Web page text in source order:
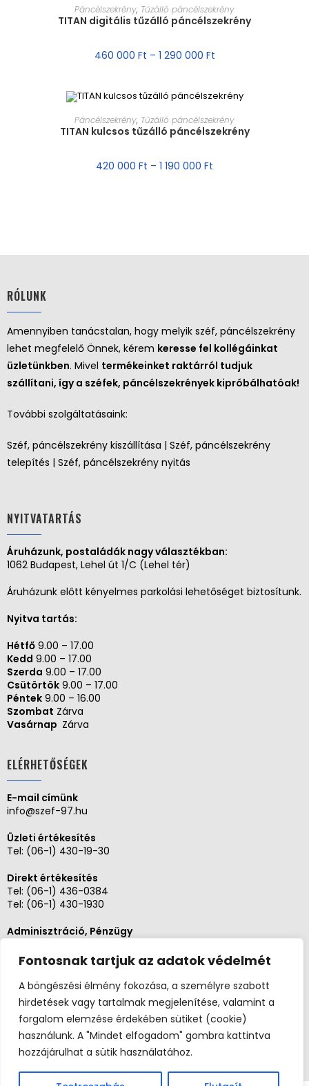
Fontosnak tartjuk az adatok védelmét
A böngészési élmény fokozása, a személyre szabott
hirdetések vagy tartalmak megjelenítése, valamint a
forgalom elemzése érdekében sütiket (cookie)
használunk. A "Mindet elfogadom" gombra kattintva
hozzájárulhat a sütik használatához.
MÉRET VÁLASZTÁSA
Páncélszekrény, Tűzálló páncélszekrény
TITAN digitális tűzálló páncélszekrény
460 000 Ft – 1 290 000 Ft
MÉRET VÁLASZTÁSA
Páncélszekrény, Tűzálló páncélszekrény
TITAN kulcsos tűzálló páncélszekrény
420 000 Ft – 1 190 000 Ft
RÓLUNK
Amennyiben tanácstalan, hogy melyik széf, páncélszekrény
lehet megfelelő Önnek, kérem keresse fel kollégáinkat
üzletünkben. Mivel termékeinket raktárról tudjuk
szállítani, így a széfek, páncélszekrények kipróbálhatóak!
További szolgáltatásaink:
Széf, páncélszekrény kiszállítása | Széf, páncélszekrény
telepítés | Széf, páncélszekrény nyitás
NYITVATARTÁS
Áruházunk, postaládák nagy választékban:
1062 Budapest, Lehel út 1/C (Lehel tér)
Áruházunk előtt kényelmes parkolási lehetőséget biztosítunk.
Nyitva tartás:
Hétfő 9.00 – 17.00
Kedd 9.00 – 17.00
Szerda 9.00 – 17.00
Csütörtök 9.00 – 17.00
Péntek 9.00 – 16.00
Szombat Zárva
Vasárnap Zárva
ELÉRHETŐSÉGEK
E-mail címünk
info@szef-97.hu
Üzleti értékesítés
Tel: (06-1) 430-19-30
Direkt értékesítés
Tel: (06-1) 436-0384
Tel: (06-1) 430-1930
Adminisztráció, Pénzügy
Szerviz és karbantartás
Tel: (06-20)3268654
Tel: (06-1) 436-0384